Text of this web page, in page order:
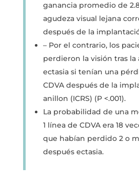
ganancia promedio de
agudeza visual lejana
después de la
– Por el contrario, los
perdieron la visión tras la
ectasia si tenían una
CDVA después de la
anillon (ICRS) (P <.001).
La probabilidad de una
1 línea de CDVA era 18
que habían perdido 2 o
después ectasia.